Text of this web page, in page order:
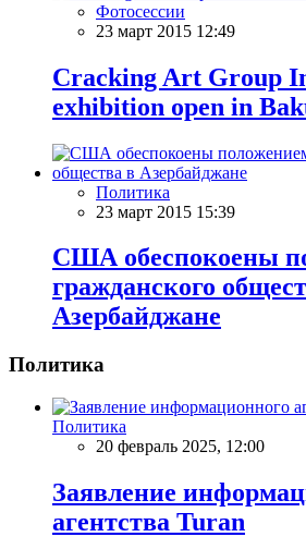
Фотосессии
23 март 2015 12:49
Cracking Art Group
exhibition open in
Политика
23 март 2015 15:39
США обеспокоены
гражданского
Азербайджане
Политика
Политика
20 февраль 2025, 12:00
Заявление
агентства Turan